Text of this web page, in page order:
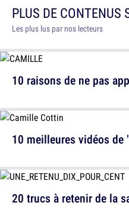
PLUS DE CONTENUS
Les plus lus par nos lecteurs
10 raisons de ne pas
10 meilleures vidéos de
20 trucs à retenir de la